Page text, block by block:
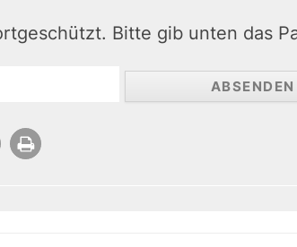
WO?
UND DANN?
Bitte gib unten das